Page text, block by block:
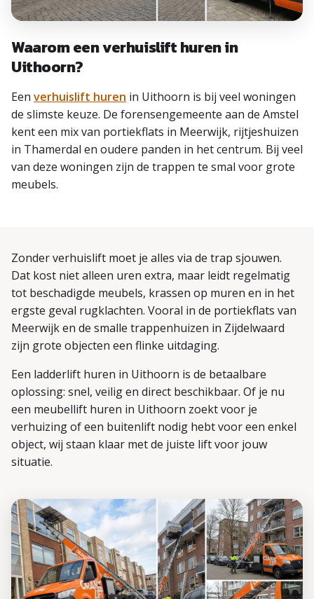
Waarom een verhuislift huren in
Uithoorn?
Een verhuislift huren in Uithoorn is bij veel woningen
de slimste keuze. De forensengemeente aan de Amstel
kent een mix van portiekflats in Meerwijk, rijtjeshuizen
in Thamerdal en oudere panden in het centrum. Bij veel
van deze woningen zijn de trappen te smal voor grote
meubels.
Zonder verhuislift moet je alles via de trap sjouwen.
Dat kost niet alleen uren extra, maar leidt regelmatig
tot beschadigde meubels, krassen op muren en in het
ergste geval rugklachten. Vooral in de portiekflats van
Meerwijk en de smalle trappenhuizen in Zijdelwaard
zijn grote objecten een flinke uitdaging.
Een ladderlift huren in Uithoorn is de betaalbare
oplossing: snel, veilig en direct beschikbaar. Of je nu
een meubellift huren in Uithoorn zoekt voor je
verhuizing of een buitenlift nodig hebt voor een enkel
object, wij staan klaar met de juiste lift voor jouw
situatie.